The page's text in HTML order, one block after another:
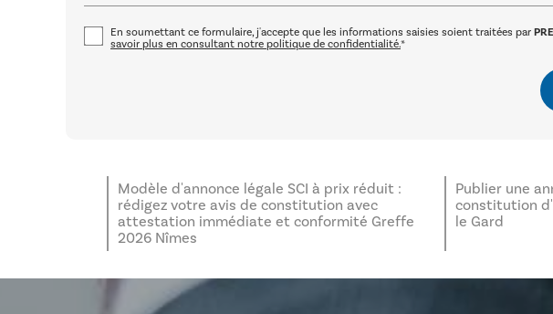
En soumettant ce formulaire, j'accepte que les informations saisies soient traitées par
savoir plus en consultant notre politique de confidentialité.*
Modèle d'annonce légale SCI à prix réduit :
rédigez votre avis de constitution avec
attestation immédiate et conformité Greffe
2026 Nîmes
Publier une
constitution
le Gard